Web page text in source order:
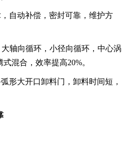
自动补偿，密封可靠，维护方
轴向循环，小径向循环，中心涡
式混合，效率提高20%。
形大开口卸料门，卸料时间短，